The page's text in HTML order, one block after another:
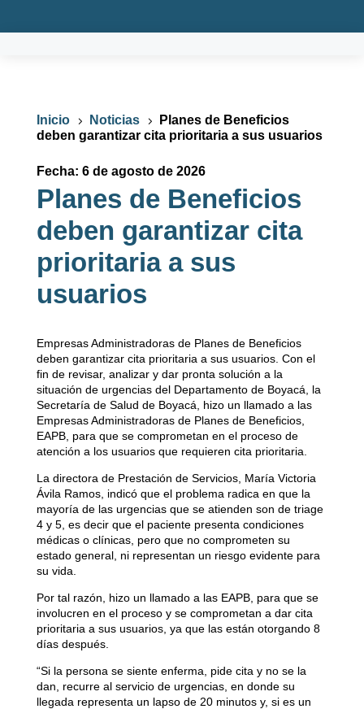
Inicio 5 Noticias 5
Planes de Beneficios
deben garantizar cita prioritaria a sus usuarios
Fecha: 6 de agosto de 2026
Planes de Beneficios
deben garantizar cita
prioritaria a sus
usuarios
Empresas Administradoras de Planes de Beneficios
deben garantizar cita prioritaria a sus usuarios. Con el
fin de revisar, analizar y dar pronta solución a la
situación de urgencias del Departamento de Boyacá, la
Secretaría de Salud de Boyacá, hizo un llamado a las
Empresas Administradoras de Planes de Beneficios,
EAPB, para que se comprometan en el proceso de
atención a los usuarios que requieren cita prioritaria.
La directora de Prestación de Servicios, María Victoria
Ávila Ramos, indicó que el problema radica en que la
mayoría de las urgencias que se atienden son de triage
4 y 5, es decir que el paciente presenta condiciones
médicas o clínicas, pero que no comprometen su
estado general, ni representan un riesgo evidente para
su vida.
Por tal razón, hizo un llamado a las EAPB, para que se
involucren en el proceso y se comprometan a dar cita
prioritaria a sus usuarios, ya que las están otorgando 8
días después.
“Si la persona se siente enferma, pide cita y no se la
dan, recurre al servicio de urgencias, en donde su
llegada representa un lapso de 20 minutos y, si es un